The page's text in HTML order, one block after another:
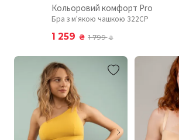
Кольоровий комфорт Pro
Бра з м'якою чашкою 322CP
1 259 ₴ 1 799₴